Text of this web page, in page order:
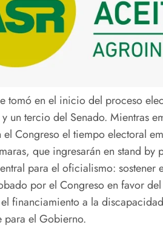
tomó en el inicio del proceso
un tercio del Senado. Mientras
Congreso el tiempo electoral
que ingresarán en stand
para el oficialismo: sostener
por el Congreso en favor
financiamiento a la
para el Gobierno.